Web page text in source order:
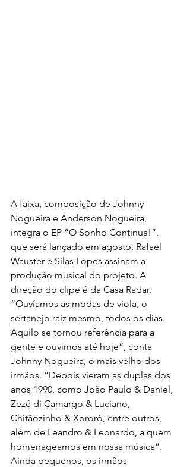
A faixa, composição de Johnny
Nogueira e Anderson Nogueira,
integra o EP “O Sonho Continua!”,
que será lançado em agosto. Rafael
Wauster e Silas Lopes assinam a
produção musical do projeto. A
direção do clipe é da Casa Radar.
“Ouvíamos as modas de viola, o
sertanejo raiz mesmo, todos os dias.
Aquilo se tornou referência para a
gente e ouvimos até hoje”, conta
Johnny Nogueira, o mais velho dos
irmãos. “Depois vieram as duplas dos
anos 1990, como João Paulo & Daniel,
Zezé di Camargo & Luciano,
Chitãozinho & Xororó, entre outros,
além de Leandro & Leonardo, a quem
homenageamos em nossa música”.
Ainda pequenos, os irmãos